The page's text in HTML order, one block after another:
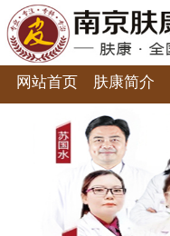
网站首页 肤康简介